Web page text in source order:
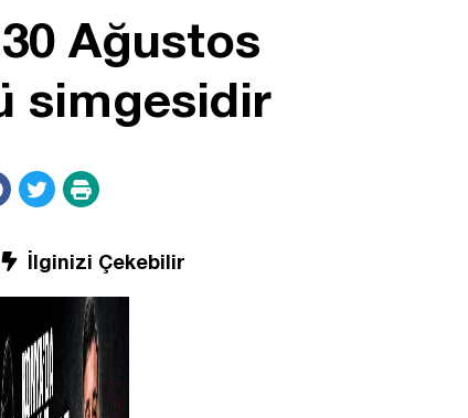
Ağustos
simgesidir
İlginizi Çekebilir